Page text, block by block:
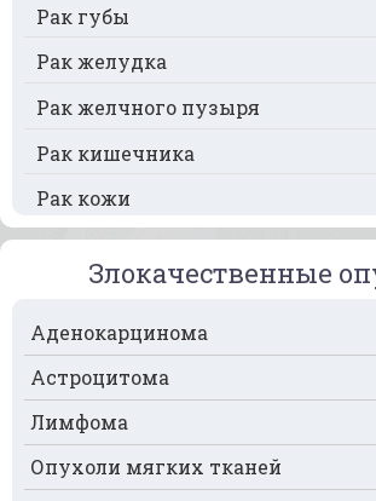
Рак губы
Рак желудка
Рак желчного пузыря
Рак кишечника
Рак кожи
Рак кости
Рак крови
Рак легких
Рак лимфоузлов
Рак молочной железы
Рак мочевого пузыря
Злокачественные
Аденокарцинома
Астроцитома
Лимфома
Опухоли мягких тканей